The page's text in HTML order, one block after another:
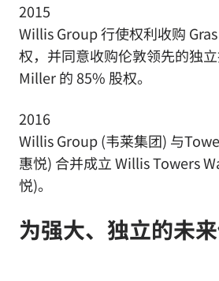
2015
Willis Group 行使权利收购
权，并同意收购伦敦领先的独
Miller 的 85% 股权。
2016
Willis Group (韦莱集团) 与
惠悦) 合并成立 Willis Towers
悦)。
为强大、独立的未